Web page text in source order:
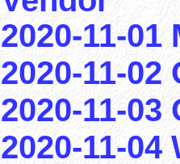
2020-11-01
2020-11-02
2020-11-
2020-11-04